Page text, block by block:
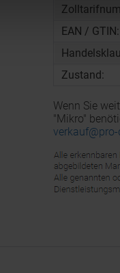
EAN / GTIN:
Zustand:
Wenn Sie
"Mikro"